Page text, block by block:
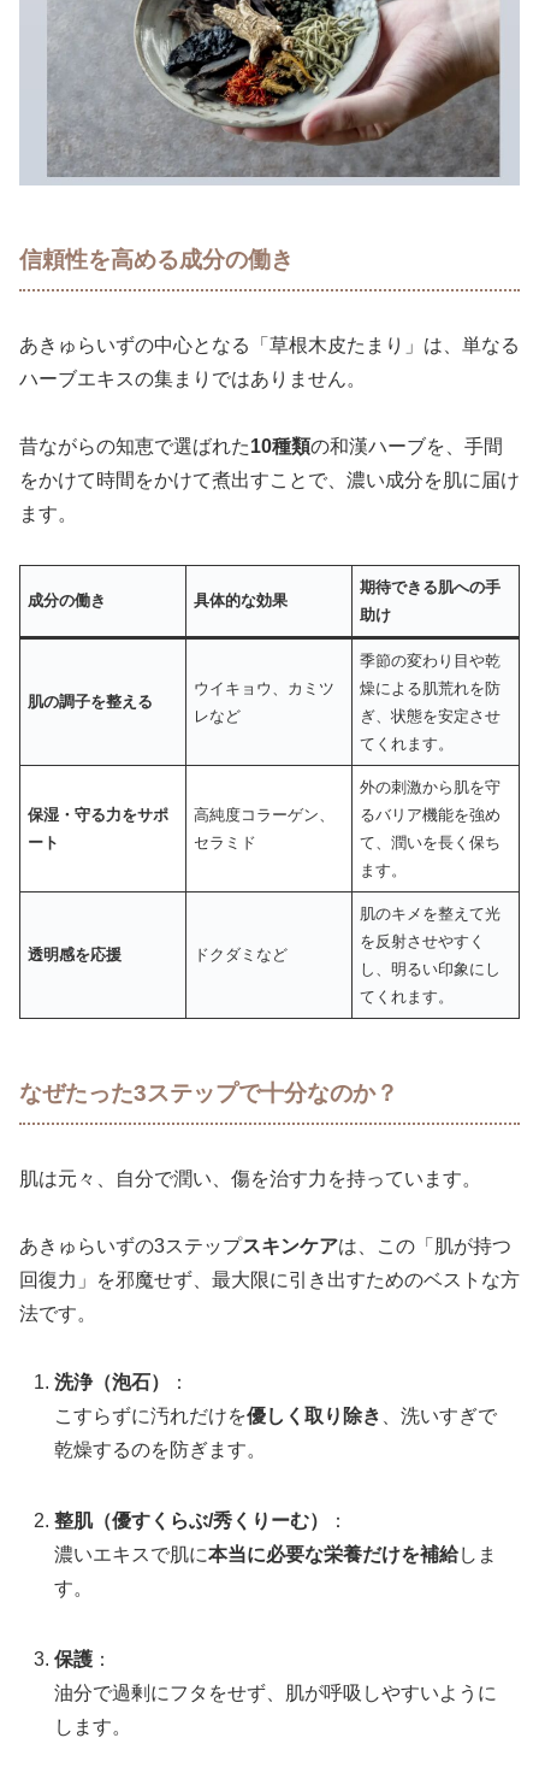
信頼性を高める成分の働き
あきゅらいずの中心となる「草根木皮たまり」は、単なる
ハーブエキスの集まりではありません。
昔ながらの知恵で選ばれた10種類の和漢ハーブを、手間
をかけて時間をかけて煮出すことで、濃い成分を肌に届け
ます。
成分の働き 具体的な効果
期待できる肌への手
助け
肌の調子を整える
ウイキョウ、カミツ
レなど
季節の変わり目や乾
燥による肌荒れを防
ぎ、状態を安定させ
てくれます。
保湿・守る力をサポ
ート
高純度コラーゲン、
セラミド
外の刺激から肌を守
るバリア機能を強め
て、潤いを長く保ち
ます。
透明感を応援 ドクダミなど
肌のキメを整えて光
を反射させやすく
し、明るい印象にし
てくれます。
なぜたった3ステップで十分なのか？
肌は元々、自分で潤い、傷を治す力を持っています。
あきゅらいずの3ステップスキンケアは、この「肌が持つ
回復力」を邪魔せず、最大限に引き出すためのベストな方
法です。
洗浄（泡石）
：
こすらずに汚れだけを優しく取り除き
、洗いすぎで
乾燥するのを防ぎます。
整肌（優すくらぶ/秀くりーむ）
：
濃いエキスで肌に本当に必要な栄養だけを補給しま
す。
保護 ：
油分で過剰にフタをせず、肌が呼吸しやすいように
します。